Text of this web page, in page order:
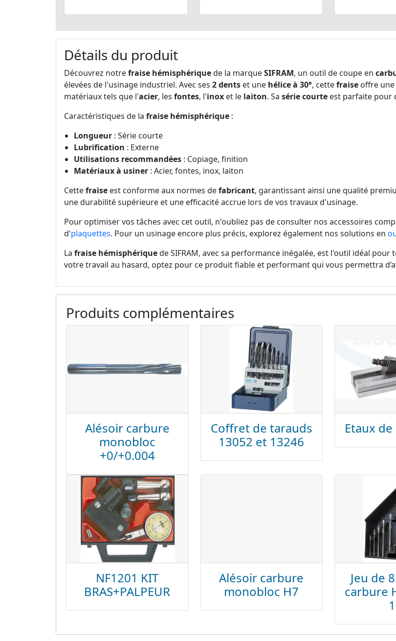
Détails du produit
Découvrez notrefraise hémisphériquede la marqueSIFRAM, un outil de coupe en
élevées de l'usinage industriel. Avec ses 2 dents et une hélice à 30°, cettefraise offre
matériaux tels que l'acier, les fontes, l'inox et le laiton. Sa série courte est parfaite pour
Caractéristiques de la fraise hémisphérique :
Longueur : Série courte
Lubrification : Externe
Utilisations recommandées : Copiage, finition
Matériaux à usiner : Acier, fontes, inox, laiton
Cettefraise est conforme aux normes defabricant, garantissant ainsi une qualité
une durabilité supérieure et une efficacité accrue lors de vos travaux d'usinage.
Pour optimiser vos tâches avec cet outil, n'oubliez pas de consulter nos accessoires
d'plaquettes. Pour un usinage encore plus précis, explorez également nos solutions en
La fraise hémisphériquede SIFRAM, avec sa performance inégalée, est l'outil idéal
votre travail au hasard, optez pour ce produit fiable et performant qui vous permettra
Produits complémentaires
Alésoir carbure
monobloc
+0/+0.004
Coffret de tarauds
13052 et 13246
Etaux
NF1201 KIT
BRAS+PALPEUR
Alésoir carbure
monobloc H7
Jeu de
carbure